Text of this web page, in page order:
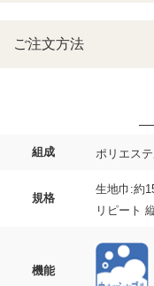
組成 ポリエス
規格
生地巾:約
リピート
機能
ご注文方法